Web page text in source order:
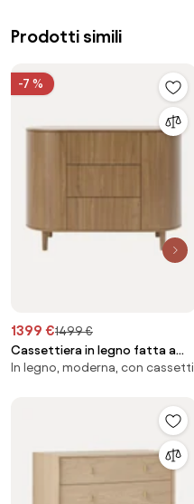
Prodotti simili
-7 %
1399 €1499 €
Cassettiera in legno fatta a
mano Kai
In legno, moderna, con cassetti